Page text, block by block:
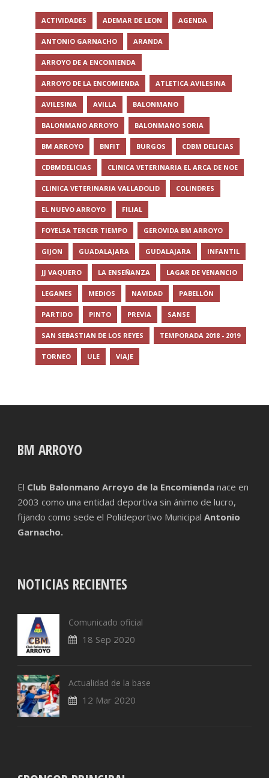
ACTIVIDADES ADEMAR DE LEON AGENDA
ANTONIO GARNACHO ARANDA
ARROYO DE A ENCOMIENDA
ARROYO DE LA ENCOMIENDA ATLETICA AVILESINA
AVILESINA AVILLA BALONMANO
BALONMANO ARROYO BALONMANO SORIA
BM ARROYO BNFIT BURGOS CDBM DELICIAS
CDBMDELICIAS CLINICA VETERINARIA EL ARCA DE NOE
CLINICA VETERINARIA VALLADOLID COLINDRES
EL NUEVO ARROYO FILIAL
FOYELSA TERCER TIEMPO GEROVIDA BM ARROYO
GIJON GUADALAJARA GUDALAJARA INFANTIL
JJ VAQUERO LA ENSEÑANZA LAGAR DE VENANCIO
LEGANES MEDIOS NAVIDAD PABELLÓN
PARTIDO PINTO PREVIA SANSE
SAN SEBASTIAN DE LOS REYES TEMPORADA 2018 - 2019
TORNEO ULE VIAJE
BM ARROYO
El Club Balonmano Arroyo de la Encomienda nace en
2003 como una entidad deportiva sin ánimo de lucro,
fijando como sede el Polideportivo Municipal Antonio
Garnacho.
NOTICIAS RECIENTES
Comunicado oficial
18 Sep 2020
Actualidad de la base
12 Mar 2020